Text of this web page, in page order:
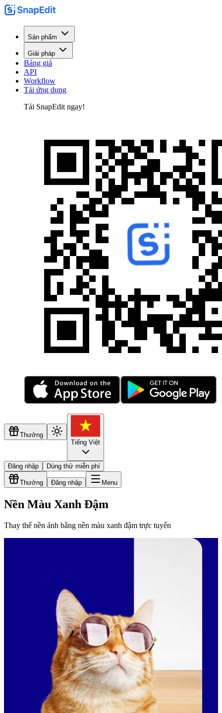
Sản phẩm
Giải pháp
Bảng giá
API
Workflow
Tải ứng dụng
Tải SnapEdit ngay!
Thưởng
Tiếng Việt
Đăng nhập Dùng thử miễn phí
Thưởng Đăng nhập Menu
Nền Màu Xanh Đậm
Thay thế nền ảnh bằng nền màu xanh đậm trực tuyến